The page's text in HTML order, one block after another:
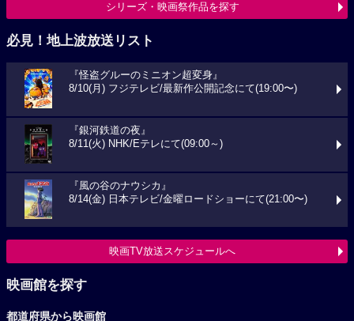
シリーズ・映画祭作品を探す
必見！地上波放送リスト
『怪盗グルーのミニオン超変身』
8/10(月) フジテレビ/最新作公開記念にて(19:00〜)
『銀河鉄道の夜』
8/11(火) NHK/Eテレにて(09:00～)
『風の谷のナウシカ』
8/14(金) 日本テレビ/金曜ロードショーにて(21:00〜)
映画TV放送スケジュールへ
映画館を探す
都道府県から映画館